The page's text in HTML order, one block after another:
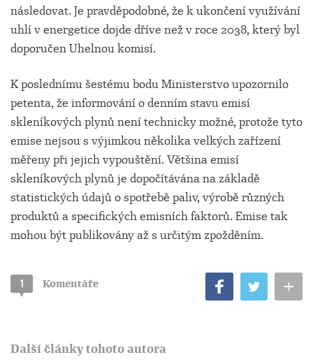
následovat. Je pravděpodobné, že k ukončení využívání
uhlí v energetice dojde dříve než v roce 2038, který byl
doporučen Uhelnou komisí.
K poslednímu šestému bodu Ministerstvo upozornilo
petenta, že informování o denním stavu emisí
skleníkových plynů není technicky možné, protože tyto
emise nejsou s výjimkou několika velkých zařízení
měřeny při jejich vypouštění. Většina emisí
skleníkových plynů je dopočítávána na základě
statistických údajů o spotřebě paliv, výrobě různých
produktů a specifických emisních faktorů. Emise tak
mohou být publikovány až s určitým zpožděním.
1 Komentáře +
Další články tohoto autora